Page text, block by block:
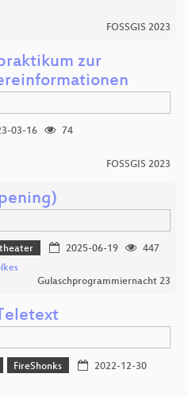
FOSSGIS 2023
zur
03-16
74
FOSSGIS 2023
2025-06-19
447
Gulaschprogrammiernacht 23
FireShonks
2022-12-30